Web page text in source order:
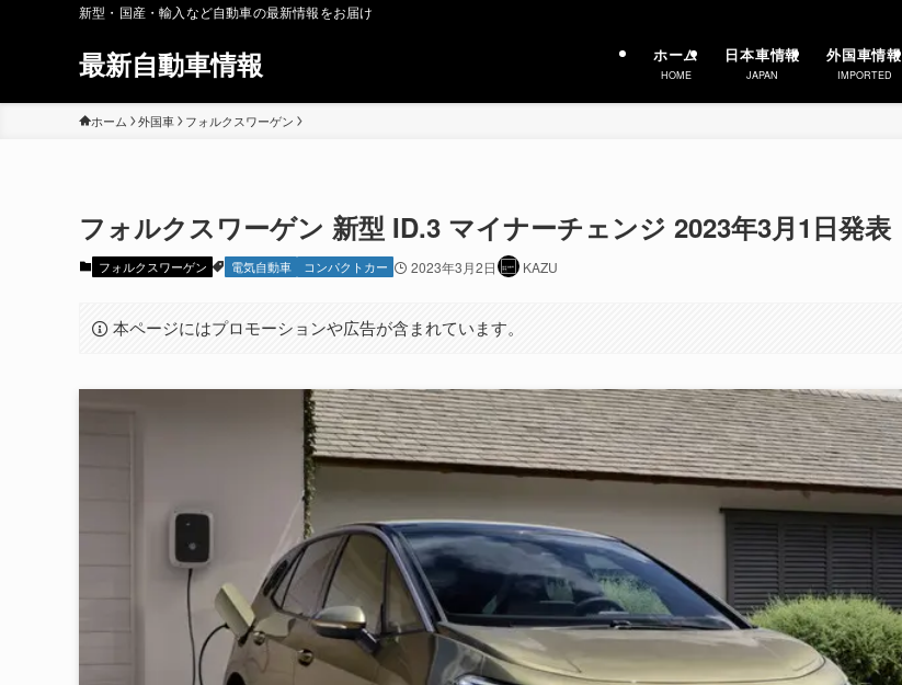
新型・国産・輸入など自動車の最新情報をお届け
最新自動車情報 ホーム
HOME
日本車情報
JAPAN
外国車情報
IMPORTED
ホーム 外国車 フォルクスワーゲン
フォルクスワーゲン 新型 ID.3 マイナーチェンジ 2023年3月1日発表
フォルクスワーゲン 電気自動車 コンパクトカー 2023年3月2日 KAZU
本ページにはプロモーションや広告が含まれています。